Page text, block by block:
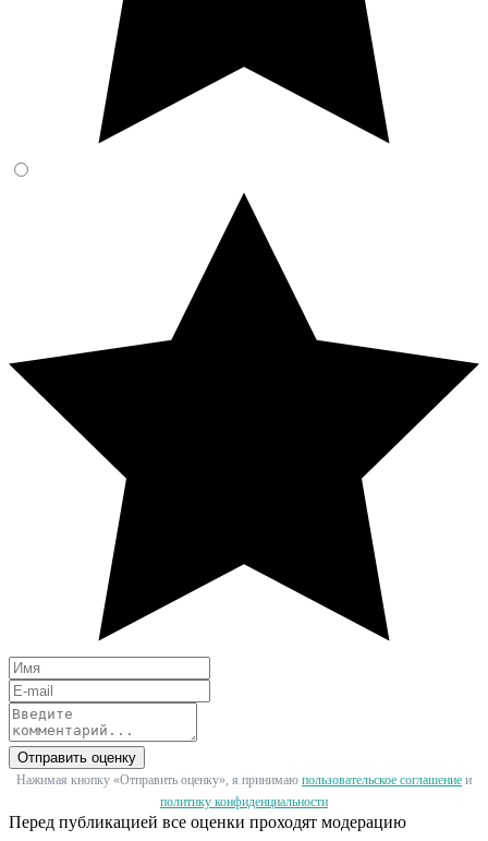
Отправить оценку
Нажимая кнопку «Отправить оценку», я принимаю пользовательское соглашение и
политику конфиденциальности
Перед публикацией все оценки проходят модерацию